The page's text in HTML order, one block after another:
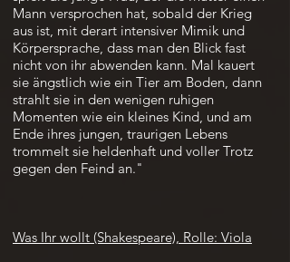
Mann versprochen hat, sobald der Krieg
aus ist, mit derart intensiver Mimik und
Körpersprache, dass man den Blick fast
nicht von ihr abwenden kann. Mal kauert
sie ängstlich wie ein Tier am Boden, dann
strahlt sie in den wenigen ruhigen
Momenten wie ein kleines Kind, und am
Ende ihres jungen, traurigen Lebens
trommelt sie heldenhaft und voller Trotz
gegen den Feind an."
Was Ihr wollt (Shakespeare), Rolle: Viola